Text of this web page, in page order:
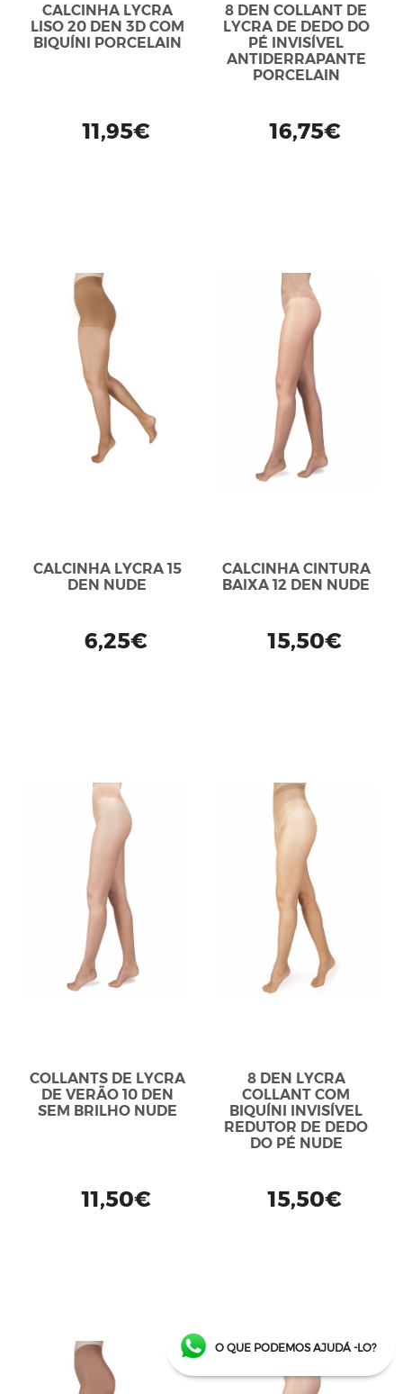
O QUE PODEMOS AJUDÁ -LO?
CALCINHA LYCRA
LISO 20 DEN 3D COM
BIQUÍNI PORCELAIN
11,95€
8 DEN COLLANT DE
LYCRA DE DEDO DO
PÉ INVISÍVEL
ANTIDERRAPANTE
PORCELAIN
16,75€
CALCINHA LYCRA 15
DEN NUDE
6,25€
CALCINHA CINTURA
BAIXA 12 DEN NUDE
15,50€
COLLANTS DE LYCRA
DE VERÃO 10 DEN
SEM BRILHO NUDE
11,50€
8 DEN LYCRA
COLLANT COM
BIQUÍNI INVISÍVEL
REDUTOR DE DEDO
DO PÉ NUDE
15,50€